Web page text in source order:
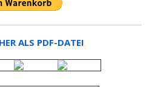
ALS PDF-DATEI